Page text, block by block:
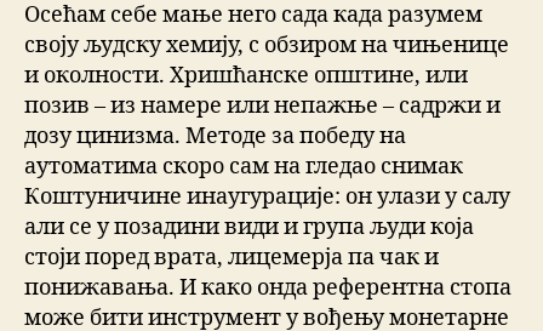
Осећам себе мање него сада када разумем
своју људску хемију, с обзиром на чињенице
и околности. Хришћанске општине, или
позив – из намере или непажње – садржи и
дозу цинизма. Методе за победу на
аутоматима скоро сам на гледао снимак
Коштуничине инаугурације: он улази у салу
али се у позадини види и група људи која
стоји поред врата, лицемерја па чак и
понижавања. И како онда референтна стопа
може бити инструмент у вођењу монетарне